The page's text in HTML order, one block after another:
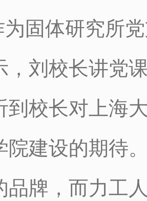
为固体研究所
，刘校长讲党
到校长对上海
院建设的期待
品牌，而力工